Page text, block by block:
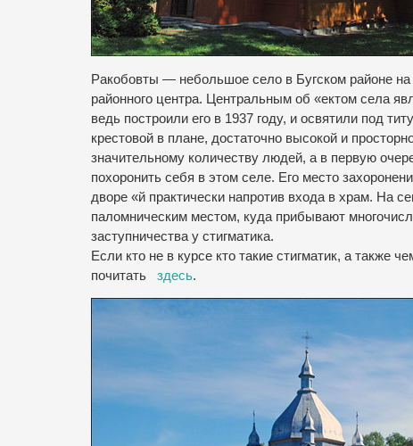
Ракобовты — небольшое село в Бугском районе на
районного центра. Центральным об «ектом села
ведь построили его в 1937 году, и освятили под
крестовой в плане, достаточно высокой и
значительному количеству людей, а в первую
похоронить себя в этом селе. Его место
дворе «й практически напротив входа в храм. На
паломническим местом, куда прибывают
заступничества у стигматика.
Если кто не в курсе кто такие стигматик, а также
почитать
здесь.